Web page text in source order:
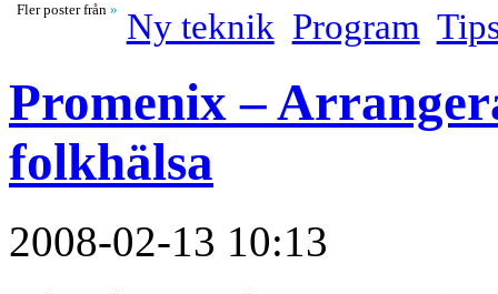
Fler poster från» Ny teknik Program
Promenix –
folkhälsa
2008-02-13 10:13